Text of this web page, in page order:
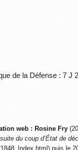
de la Défense : 7 J
web : Rosine Fry
du coup d’État de
puis le